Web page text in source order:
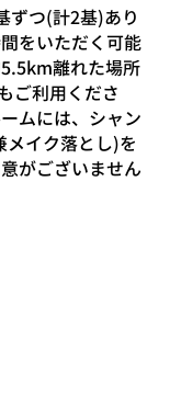
ずつ(計2基)あり
をいただく可能
離れた場所
ご利用くださ
ムには、シャン
イク落とし)を
がございません